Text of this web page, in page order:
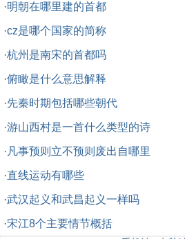
·明朝在哪里建的首都
·cz是哪个国家的简称
·杭州是南宋的首都吗
·俯瞰是什么意思解释
·先秦时期包括哪些朝代
·游山西村是一首什么类型的诗
· 凡事预则立不预则废出自哪里
·直线运动有哪些
·武汉起义和武昌起义一样吗
·宋江8个主要情节概括